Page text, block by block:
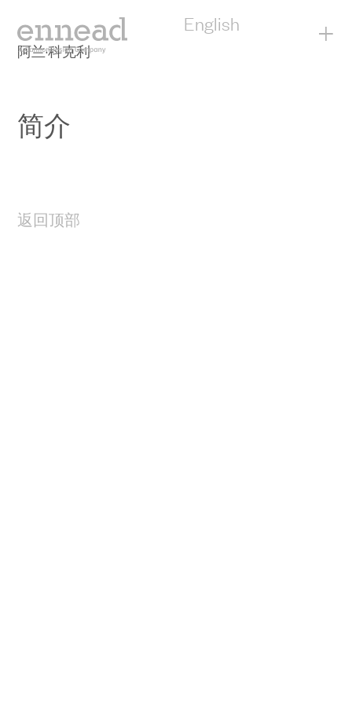
English +
阿兰·科克利
简介
返回顶部